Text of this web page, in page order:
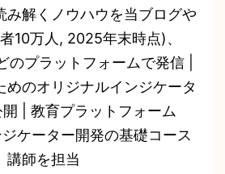
み解くノウハウを当ブログや
10万人, 2025年末時点)、
プラットフォームで発信 |
めのオリジナルインジケータ
| 教育プラットフォーム
ケーター開発の基礎コース
講師を担当